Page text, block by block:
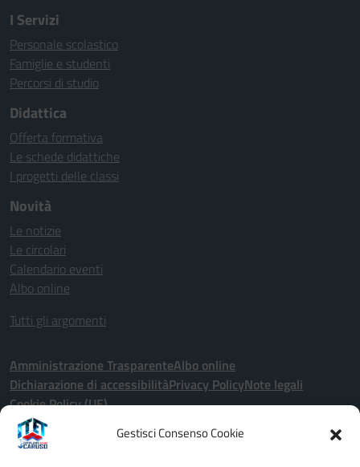
Gestisci Consenso Cookie
I Servizi
Personale scolastico
Famiglie e studenti
Percorsi di studio
Didattica
Offerta formativa
Le schede didattiche
I progetti delle classi
Novità
Le notizie
Le circolari
Calendario eventi
Albo online
Tutti gli argomenti
Amministrazione TrasparenteAlbo online
Dichiarazione di accessibilitàPrivacy PolicyNote legali
Cookie Policy (UE)
Seguici su: